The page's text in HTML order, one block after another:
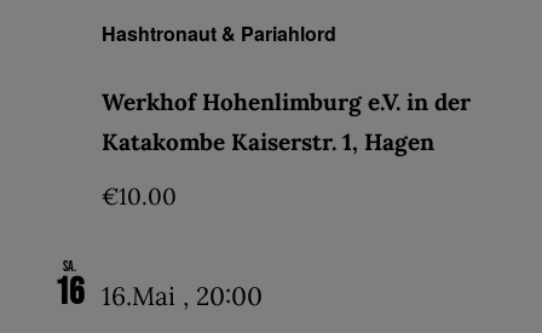
Hashtronaut & Pariahlord
Werkhof Hohenlimburg e.V. in der
Katakombe Kaiserstr. 1, Hagen
€10.00
Sa.
16 16.Mai , 20:00